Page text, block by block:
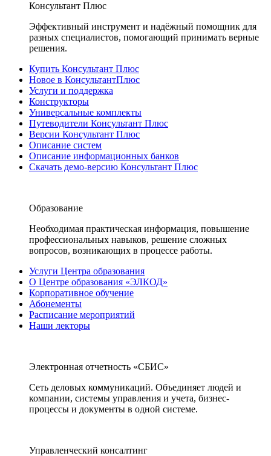
Консультант Плюс
Эффективный инструмент и надёжный помощник для
разных специалистов, помогающий принимать верные
решения.
Купить Консультант Плюс
Новое в КонсультантПлюс
Услуги и поддержка
Конструкторы
Универсальные комплекты
Путеводители Консультант Плюс
Версии Консультант Плюс
Описание систем
Описание информационных банков
Скачать демо-версию Консультант Плюс
Образование
Необходимая практическая информация, повышение
профессиональных навыков, решение сложных
вопросов, возникающих в процессе работы.
Услуги Центра образования
О Центре образования «ЭЛКОД»
Корпоративное обучение
Абонементы
Расписание мероприятий
Наши лекторы
Электронная отчетность «СБИС»
Сеть деловых коммуникаций. Объединяет людей и
компании, системы управления и учета, бизнес-
процессы и документы в одной системе.
Управленческий консалтинг